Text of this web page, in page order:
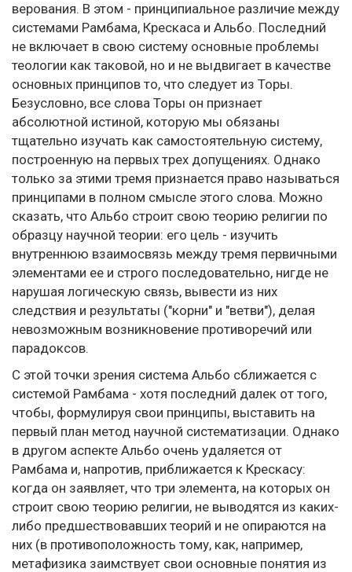
верования. В этом - принципиальное различие между
системами Рамбама, Крескаса и Альбо. Последний
не включает в свою систему основные проблемы
теологии как таковой, но и не выдвигает в качестве
основных принципов то, что следует из Торы.
Безусловно, все слова Торы он признает
абсолютной истиной, которую мы обязаны
тщательно изучать как самостоятельную систему,
построенную на первых трех допущениях. Однако
только за этими тремя признается право называться
принципами в полном смысле этого слова. Можно
сказать, что Альбо строит свою теорию религии по
образцу научной теории: его цель - изучить
внутреннюю взаимосвязь между тремя первичными
элементами ее и строго последовательно, нигде не
нарушая логическую связь, вывести из них
следствия и результаты ("корни" и "ветви"), делая
невозможным возникновение противоречий или
парадоксов.
С этой точки зрения система Альбо сближается с
системой Рамбама - хотя последний далек от того,
чтобы, формулируя свои принципы, выставить на
первый план метод научной систематизации. Однако
в другом аспекте Альбо очень удаляется от
Рамбама и, напротив, приближается к Крескасу:
когда он заявляет, что три элемента, на которых он
строит свою теорию религии, не выводятся из каких-
либо предшествовавших теорий и не опираются на
них (в противоположность тому, как, например,
метафизика заимствует свои основные понятия из